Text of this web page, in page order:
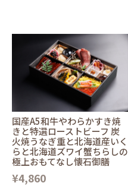
国産A5和牛やわらかすき焼
きと特選ローストビーフ 炭
火焼うなぎ重と北海道産いく
らと北海道ズワイ蟹ちらしの
極上おもてなし懐石御膳
¥4,860